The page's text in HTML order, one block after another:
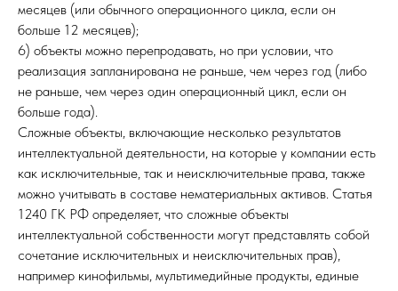
месяцев (или обычного операционного цикла, если он
больше 12 месяцев);
6) объекты можно перепродавать, но при условии, что
реализация запланирована не раньше, чем через год (либо
не раньше, чем через один операционный цикл, если он
больше года).
Сложные объекты, включающие несколько результатов
интеллектуальной деятельности, на которые у компании есть
как исключительные, так и неисключительные права, также
можно учитывать в составе нематериальных активов. Статья
1240 ГК РФ определяет, что сложные объекты
интеллектуальной собственности могут представлять собой
сочетание исключительных и неисключительных прав),
например кинофильмы, мультимедийные продукты, единые